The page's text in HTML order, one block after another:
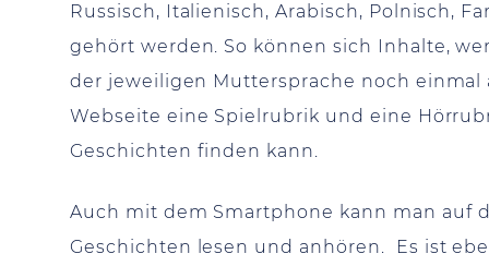
Russisch, Italienisch, Arabisch, Polnisch,
gehört werden. So können sich Inhalte,
der jeweiligen Muttersprache noch
Webseite eine Spielrubrik und eine
Geschichten finden kann.
Auch mit dem Smartphone kann man auf
Geschichten lesen und anhören. Es ist